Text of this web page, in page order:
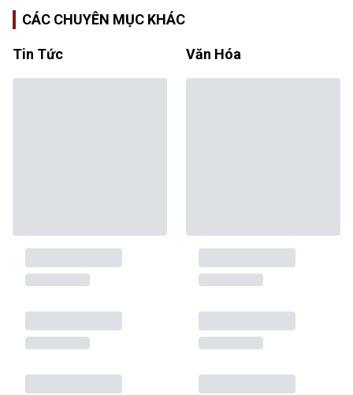
CÁC CHUYÊN MỤC KHÁC
Tin Tức Văn Hóa